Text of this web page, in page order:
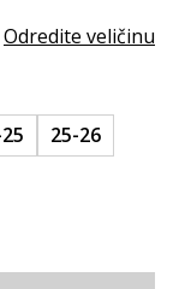
Odredite veličinu
25-26